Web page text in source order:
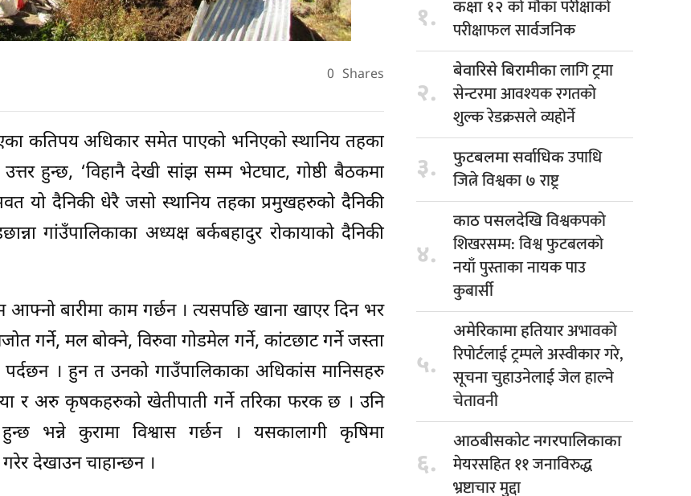
0 Shares
कतिपय अधिकार समेत पाएको भनिएको स्थानिय तहका
हुन्छ, ‘विहानै देखी सांझ सम्म भेटघाट, गोष्ठी बैठकमा
यो दैनिकी धेरै जसो स्थानिय तहका प्रमुखहरुको दैनिकी
गांउँपालिकाका अध्यक्ष बर्कबहादुर रोकायाको दैनिकी
बारीमा काम गर्छन । त्यसपछि खाना खाएर दिन भर
गर्ने, मल बोक्ने, विरुवा गोडमेल गर्ने, कांटछाट गर्ने जस्ता
पर्दछन । हुन त उनको गाउँपालिकाका अधिकांस मानिसहरु
र अरु कृषकहरुको खेतीपाती गर्ने तरिका फरक छ । उनि
भन्ने कुरामा विश्वास गर्छन । यसकालागी कृषिमा
देखाउन चाहान्छन ।
१. कक्षा १२को मौका परीक्षाको
परीक्षाफल सार्वजनिक
२.
बेवारिसे बिरामीकालागि ट्रमा
सेन्टरमा आवश्यक रगतको
शुल्क रेडक्रसले व्यहोर्ने
३. फुटबलमा सर्वाधिकउपाधि
जित्ने विश्वका ७ राष्ट्र
४.
काठ पसलदेखिविश्वकपको
शिखरसम्म: विश्व फुटबलको
नयाँ पुस्ताका नायक पाउ
कुबार्सी
५.
अमेरिकामा हतियारअभावको
रिपोर्टलाई ट्रम्पले अस्वीकार गरे,
सूचना चुहाउनेलाई जेल हाल्ने
चेतावनी
६.
आठबीसकोट नगरपालिकाका
मेयरसहित ११ जनाविरुद्ध
भ्रष्टाचार मुद्दा